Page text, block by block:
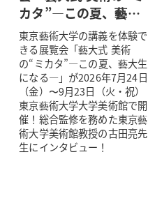
カタ”―この夏、藝…
東京藝術大学の講義を体験で
きる展覧会「藝大式 美術
の“ミカタ”―この夏、藝大生
になる―」が2026年7月24日
（金）〜9月23日（火・祝）
東京藝術大学大学美術館で開
催！総合監修を務めた東京藝
術大学美術館教授の古田亮先
生にインタビュー！